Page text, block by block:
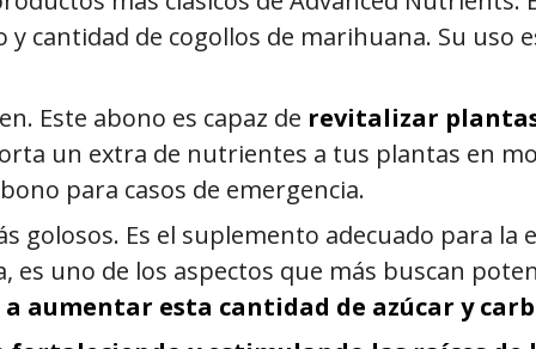
cantidad de cogollos de marihuana. Su uso
Este abono es capaz de revitalizar
un extra de nutrientes a tus plantas en
para casos de emergencia.
golosos. Es el suplemento adecuado para
es uno de los aspectos que más buscan
aumentar esta cantidad de azúcar y